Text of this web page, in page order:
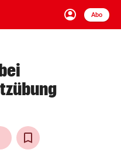
account_circle
Anmelden
Abo
close Schließen
arrow_right
arrow_right